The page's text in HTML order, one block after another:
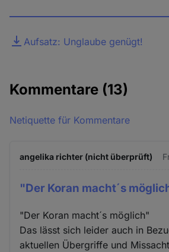
DateiAufsatz: Unglaube genügt!
Kommentare (13)
Netiquette für Kommentare
angelika richter (nicht überprüft)
"Der Koran macht´s
"Der Koran macht´s möglich"
Das lässt sich leider auch in
aktuellen Übergriffe und